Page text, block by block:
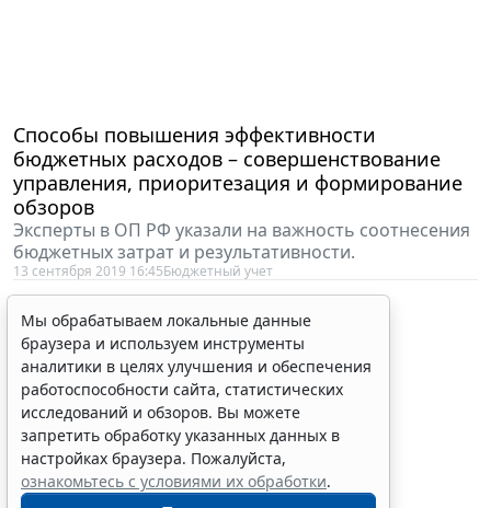
Способы повышения эффективности
бюджетных расходов – совершенствование
управления, приоритезация и формирование
обзоров
Эксперты в ОП РФ указали на важность соотнесения
бюджетных затрат и результативности.
13 сентября 2019 16:45Бюджетный учет
Мы обрабатываем локальные данные
браузера и используем инструменты
аналитики в целях улучшения и обеспечения
работоспособности сайта, статистических
исследований и обзоров. Вы можете
запретить обработку указанных данных в
настройках браузера. Пожалуйста,
ознакомьтесь с условиями их обработки
Принять